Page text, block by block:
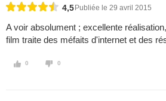
4,5 Publiée le 29 avril 2015
A voir absolument ; excellente
film traite des méfaits d'internet et des
0 0